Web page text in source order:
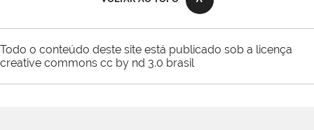
Todo o conteúdo deste site está publicado sob a licença
creative commons cc by nd 3.0 brasil